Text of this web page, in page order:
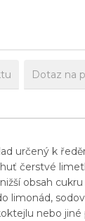
Dotaz na
určený k
čerstvé
obsah cukru
limonád,
nebo jiné